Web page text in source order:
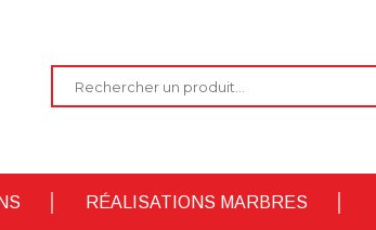
RÉALISATIONS MARBRES